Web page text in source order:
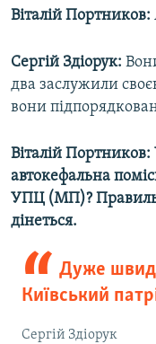
Віталій Портников:
Сергій Здіорук:
два заслужили
вони
Віталій
автокефальна
УПЦ (МП)?
дінеться.
Дуже
Київський
Сергій Здіорук